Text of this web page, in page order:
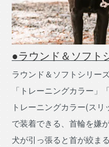
●ラウンド＆ソフ
ラウンド＆ソフトシリー
「トレーニングカラー」
トレーニングカラー(ス
で装着できる、首輪を嫌
犬が引っ張ると首が絞ま